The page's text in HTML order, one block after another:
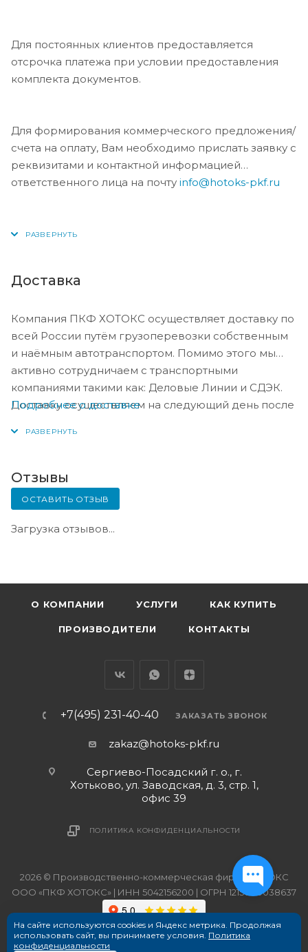
Для постоянных клиентов предоставляется
отсрочка платежа при условии предоставления
комплекта документов.
Для формирования коммерческого предложения/
счета на оплату, Вам необходимо прислать заявку с
реквизитами и контактной информацией
ответственного лица на почту info@hotoks-pkf.ru
Доставка
Компания ПКФ ХОТОКС осуществляет доставку по
всей России путём грузоперевозки собственным
и наёмным автотранспортом. Помимо этого мы
активно сотрудничаем с транспортными
компаниями такими как: Деловые Линии и СДЭК.
Доставку осуществляем на следующий день после
Подробнее о доставке
Отзывы
ОСТАВИТЬ ОТЗЫВ
Загрузка отзывов...
О КОМПАНИИ УСЛУГИ КАК КУПИТЬ
ПРОИЗВОДИТЕЛИ КОНТАКТЫ
+7(495) 231-40-40 ЗАКАЗАТЬ ЗВОНОК
zakaz@hotoks-pkf.ru
Сергиево-Посадский г. о., г.
Хотьково, ул. Заводская, д. 3, стр. 1,
офис 39
ПОЛИТИКА КОНФИДЕНЦИАЛЬНОСТИ
2026 © Производственно-коммерческая фирма ХОТОКС
ООО «ПКФ ХОТОКС» | ИНН 5042156200 | ОГРН 1215000038637
На сайте используются cookies и Яндекс метрика. Продолжая
использовать сайт, вы принимаете условия. Политика
конфиденциальности